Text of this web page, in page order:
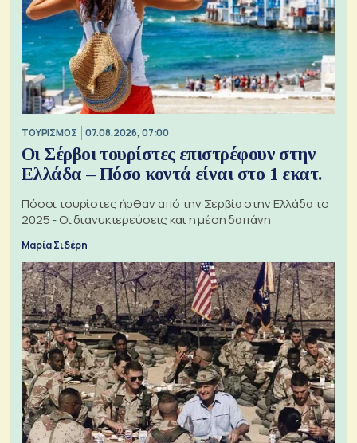
ΤΟΥΡΙΣΜΟΣ 07.08.2026, 07:00
Οι Σέρβοι τουρίστες επιστρέφουν στην
Ελλάδα – Πόσο κοντά είναι στο 1 εκατ.
Πόσοι τουρίστες ήρθαν από την Σερβία στην Ελλάδα το
2025 - Οι διανυκτερεύσεις και η μέση δαπάνη
Μαρία Σιδέρη